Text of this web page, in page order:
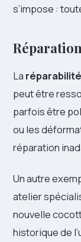
s’impose :
La réparabilité
peut être
parfois être
ou les
réparation
Un autre
atelier
nouvelle
historique de